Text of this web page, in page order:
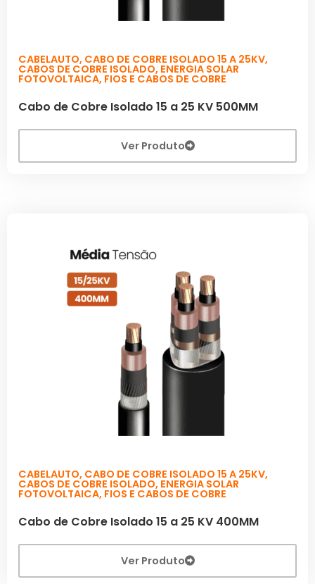
CABELAUTO, CABO DE COBRE ISOLADO 15 A 25KV,
CABOS DE COBRE ISOLADO, ENERGIA SOLAR
FOTOVOLTAICA, FIOS E CABOS DE COBRE
Cabo de Cobre Isolado 15 a 25 KV 500MM
Ver Produto
CABELAUTO, CABO DE COBRE ISOLADO 15 A 25KV,
CABOS DE COBRE ISOLADO, ENERGIA SOLAR
FOTOVOLTAICA, FIOS E CABOS DE COBRE
Cabo de Cobre Isolado 15 a 25 KV 400MM
Ver Produto